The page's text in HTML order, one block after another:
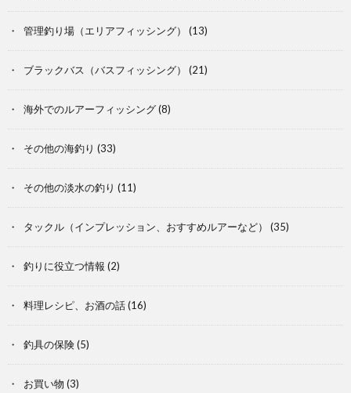
管理釣り場（エリアフィッシング） (13)
ブラックバス（バスフィッシング） (21)
海外でのルアーフィッシング(8)
その他の海釣り (33)
その他の淡水の釣り (11)
タックル（インプレッション、おすすめルアーなど） (35)
釣りに役立つ情報 (2)
料理レシピ、お酒の話(16)
釣具の保険(5)
お買い物 (3)